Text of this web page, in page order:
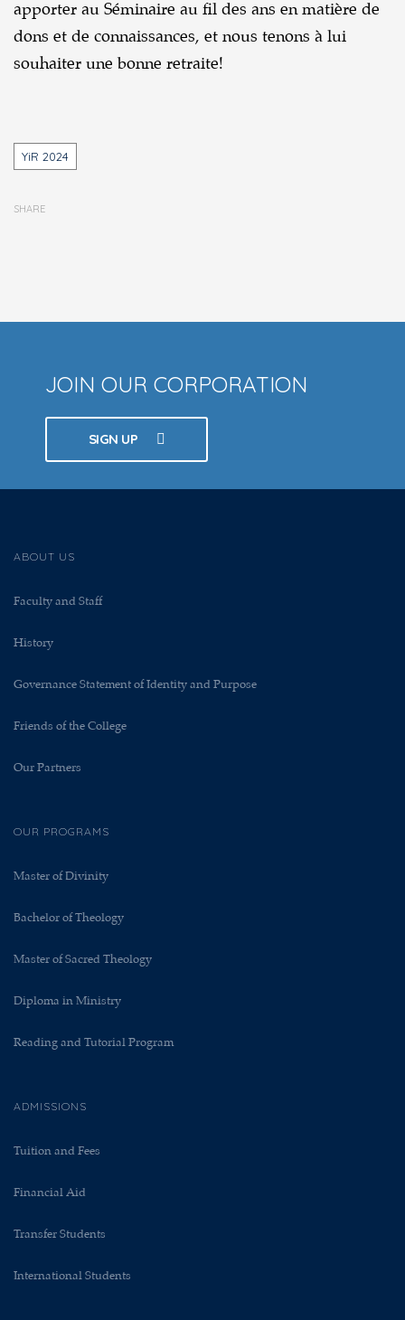
apporter au Séminaire au fil des ans en matière de
dons et de connaissances, et nous tenons à lui
souhaiter une bonne retraite!
Tags
YiR 2024
SHARE
JOIN OUR CORPORATION
SIGN UP
ABOUT US
Faculty and Staff
History
Governance Statement of Identity and Purpose
Friends of the College
Our Partners
OUR PROGRAMS
Master of Divinity
Bachelor of Theology
Master of Sacred Theology
Diploma in Ministry
Reading and Tutorial Program
ADMISSIONS
Tuition and Fees
Financial Aid
Transfer Students
International Students